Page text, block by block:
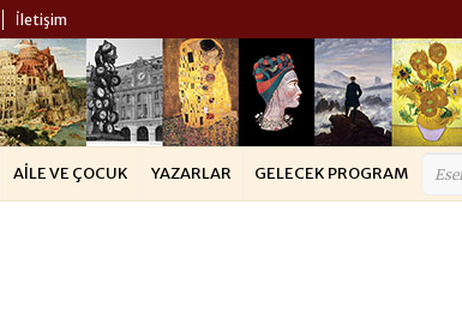
İletişim
AILE VE ÇOCUK YAZARLAR GELECEK PROGRAM